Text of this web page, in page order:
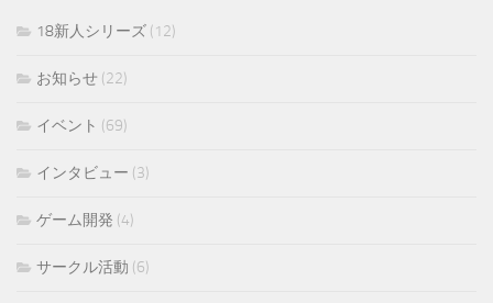
18新人シリーズ (12)
お知らせ (22)
イベント (69)
インタビュー (3)
ゲーム開発 (4)
サークル活動 (6)